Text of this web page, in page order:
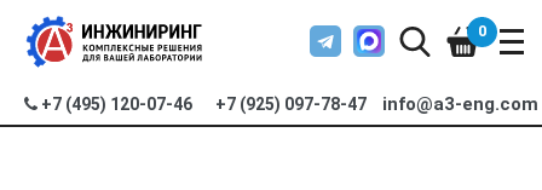
+7 (495) 120-07-46 +7 (925) 097-78-47 info@a3-eng.com
0